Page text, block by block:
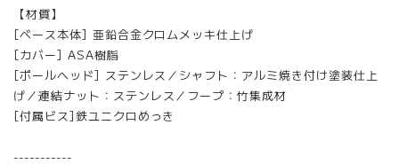
【材質】
[ベース本体] 亜鉛合金クロムメッキ仕上げ
[カバー] ASA樹脂
[ポールヘッド] ステンレス／シャフト：アルミ焼き付け塗装仕上
げ／連結ナット：ステンレス／フープ：竹集成材
[付属ビス]鉄ユニクロめっき
-----------